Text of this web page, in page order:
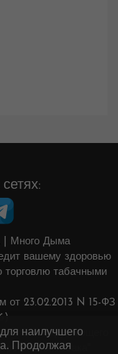
Много Дыма
вашему здоровью
табачными
от 23.02.2013 N 15-ФЗ
окружающего
табака"
наилучшего
Продолжая